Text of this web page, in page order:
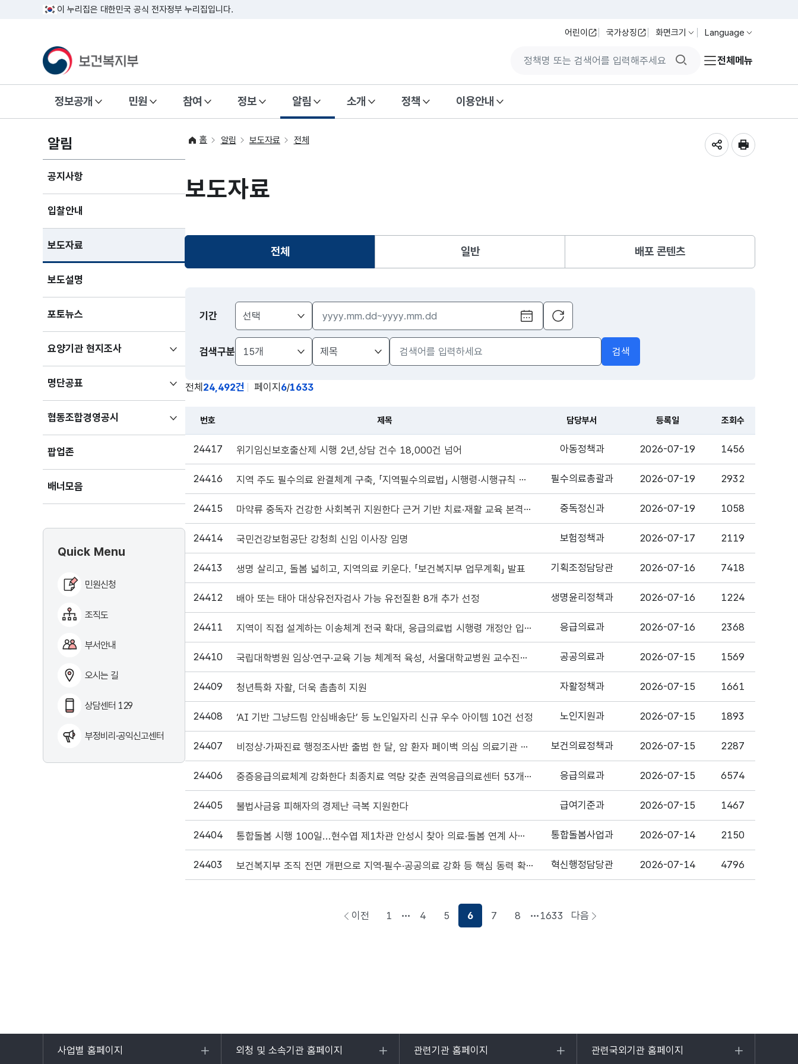
이 누리집은 대한민국 공식 전자정부 누리집입니다.
어린이 국가상징 화면크기 Language
검색버튼전체메뉴
정보공개 민원 참여 정보 알림 소개 정책 이용안내
알림
공지사항
입찰안내
보도자료
보도설명
포토뉴스
요양기관 현지조사하위메뉴
펼치기
명단공표
펼치기
협동조합경영공시
펼치기
팝업존
배너모음
Quick Menu
민원신청
조직도
부서안내
오시는 길
상담센터 129
부정비리·공익신고센터
홈 알림 보도자료 전체
보도자료
전체선택됨 일반 배포 콘텐츠
보도자료
검색
기간
달력
열기
초기화
검색구분 검색
전체 24,492건 페이지 6/1633
번호 제목 담당부서 등록일 조회수
24417 위기임신보호출산제 시행 2년,상담 건수 18,000건 넘어 아동정책과 2026-07-19 1456
24416 지역 주도 필수의료 완결체계 구축, 「지역필수의료법」 시행령·시행규칙 입법예고 필수의료총괄과 2026-07-19 2932
24415 마약류 중독자 건강한 사회복귀 지원한다 근거 기반 치료·재활 교육 본격 운영 중독정신과 2026-07-19 1058
24414 국민건강보험공단 강청희 신임 이사장 임명 보험정책과 2026-07-17 2119
24413 생명 살리고, 돌봄 넓히고, 지역의료 키운다. 「보건복지부 업무계획」 발표 기획조정담당관 2026-07-16 7418
24412 배아 또는 태아 대상유전자검사 가능 유전질환 8개 추가 선정 생명윤리정책과 2026-07-16 1224
24411 지역이 직접 설계하는 이송체계 전국 확대, 응급의료법 시행령 개정안 입법예고 응급의료과 2026-07-16 2368
24410 국립대학병원 임상·연구·교육 기능 체계적 육성, 서울대학교병원 교수진과 현장간담.. 공공의료과 2026-07-15 1569
24409 청년특화 자활, 더욱 촘촘히 지원 자활정책과 2026-07-15 1661
24408 ‘AI 기반 그냥드림 안심배송단’ 등 노인일자리 신규 우수 아이템 10건 선정 노인지원과 2026-07-15 1893
24407 비정상·가짜진료 행정조사반 출범 한 달, 암 환자 페이백 의심 의료기관 12곳 추가 수.. 보건의료정책과 2026-07-15 2287
24406 중증응급의료체계 강화한다 최종치료 역량 갖춘 권역응급의료센터 53개소 선정 응급의료과 2026-07-15 6574
24405 불법사금융 피해자의 경제난 극복 지원한다 급여기준과 2026-07-15 1467
24404 통합돌봄 시행 100일...현수엽 제1차관 안성시 찾아 의료·돌봄 연계 사례 점검 통합돌봄사업과 2026-07-14 2150
24403 보건복지부 조직 전면 개편으로 지역·필수·공공의료 강화 등 핵심 동력 확보 혁신행정담당관 2026-07-14 4796
이전
페이지로
1 4 5 6 7 8 1633 다음
페이지로
사업별 홈페이지
목록
외청 및 소속기관 홈페이지
목록
관련기관 홈페이지
목록
관련국외기관 홈페이지
목록